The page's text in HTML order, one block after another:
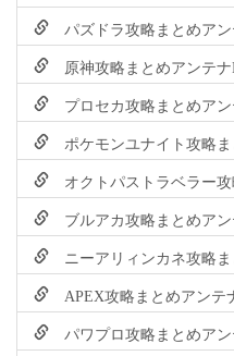
パズドラ攻略まとめアン
原神攻略まとめアンテナ
プロセカ攻略まとめアン
ポケモンユナイト攻略
オクトパストラベラー
ブルアカ攻略まとめアン
ニーアリィンカネ攻略
APEX攻略まとめアンテ
パワプロ攻略まとめアン